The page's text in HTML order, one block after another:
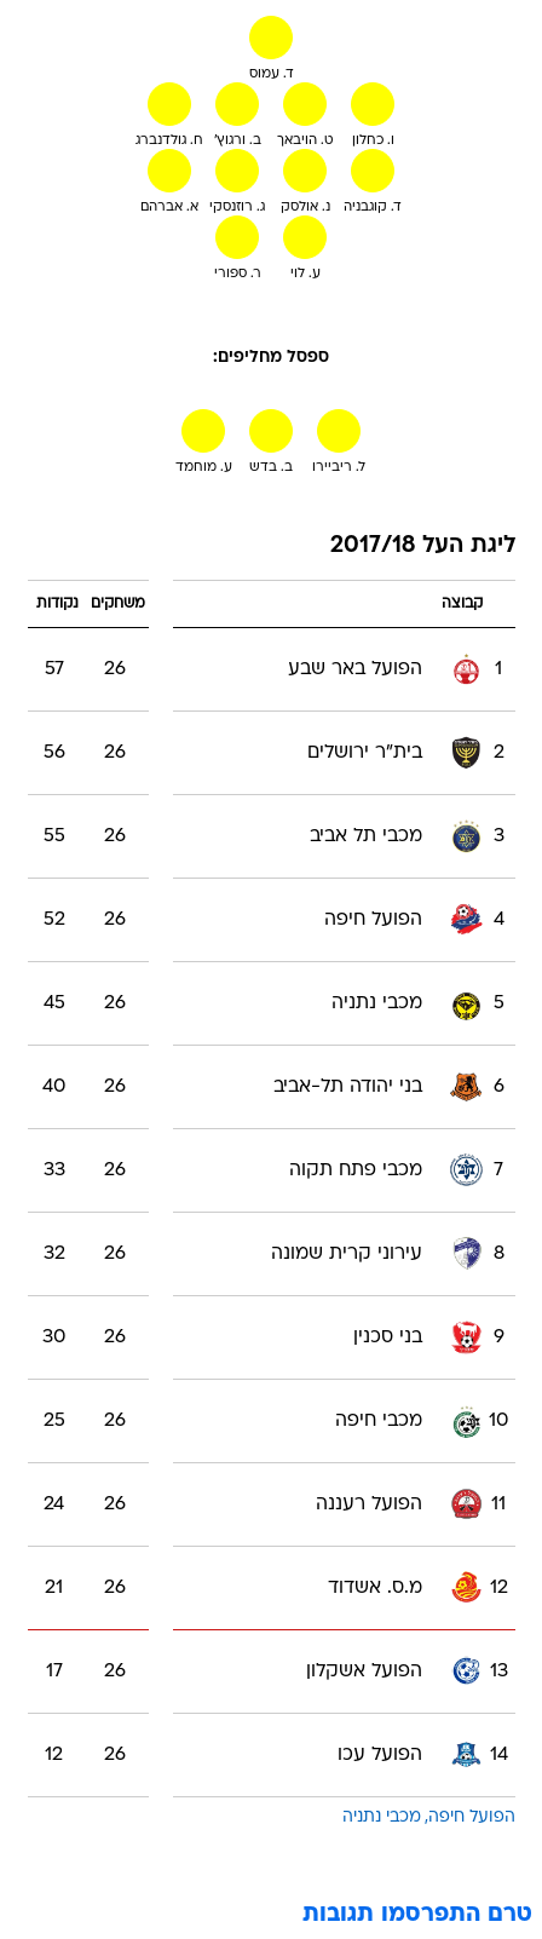
ד. עמוס
ח. גולדנברג ב. ורגוץ' ט. הויבאך ו. כחלון
א. אברהם ג. רוזנסקי נ. אולסק ד. קוגבניה
ר. ספורי ע. לוי
ספסל מחליפים:
ע. מוחמד ב. בדש ל. ריביירו
ליגת העל 2017/18
קבוצה משחקים נקודות
1 הפועל באר שבע 26
57
2 בית"ר ירושלים 26
56
3 מכבי תל אביב 26
55
4 הפועל חיפה 26
52
5 מכבי נתניה 26
45
6 בני יהודה תל-אביב 26
40
7 מכבי פתח תקוה 26
33
8 עירוני קרית שמונה 26
32
9 בני סכנין 26
30
10 מכבי חיפה 26
25
11 הפועל רעננה 26
24
12 מ.ס. אשדוד 26
21
13 הפועל אשקלון 26
17
14 הפועל עכו 26
12
הפועל חיפה מכבי נתניה
טרם התפרסמו תגובות